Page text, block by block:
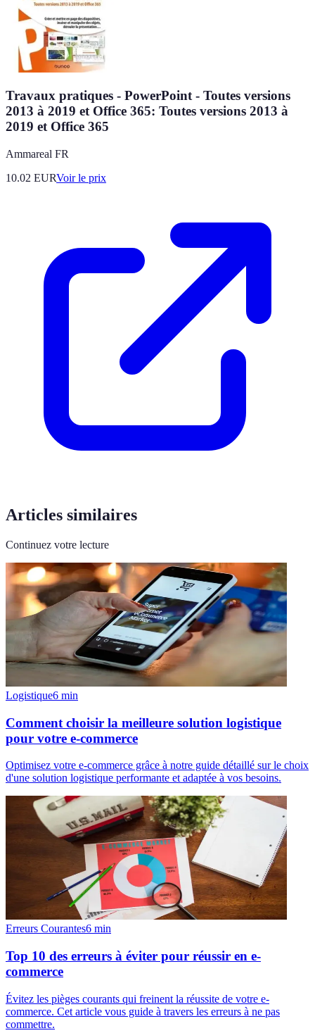
Travaux pratiques - PowerPoint - Toutes versions
2013 à 2019 et Office 365: Toutes versions 2013 à
2019 et Office 365
Ammareal FR
10.02 EURVoir le prix
Articles similaires
Continuez votre lecture
Logistique6 min
Comment choisir la meilleure solution logistique
pour votre e-commerce
Optimisez votre e-commerce grâce à notre guide détaillé sur le choix
d'une solution logistique performante et adaptée à vos besoins.
Erreurs Courantes6 min
Top 10 des erreurs à éviter pour réussir en e-
commerce
Évitez les pièges courants qui freinent la réussite de votre e-
commerce. Cet article vous guide à travers les erreurs à ne pas
commettre.